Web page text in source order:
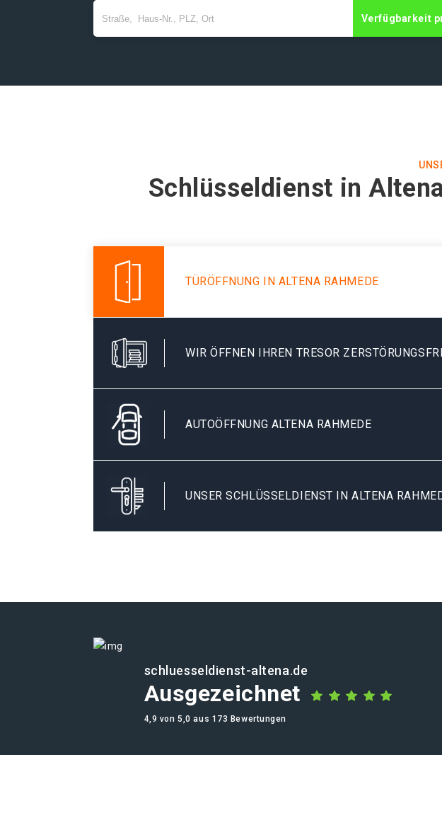
Verfügbarkeit
Schlüsseldienst in
TÜRÖFFNUNG IN ALTENA RAHMEDE
WIR ÖFFNEN IHREN TRESOR
AUTOÖFFNUNG ALTENA RAHMEDE
UNSER SCHLÜSSELDIENST IN ALTENA
schluesseldienst-altena.de
Ausgezeichnet
4,9 von 5,0 aus 173 Bewertungen